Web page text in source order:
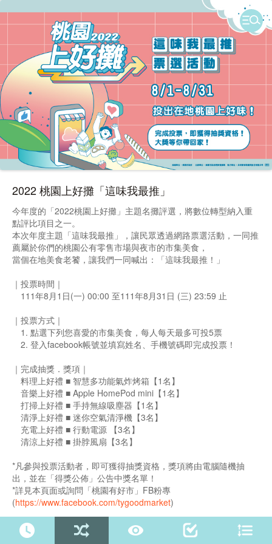
2022 桃園上好攤「這味我最推」
今年度的「2022桃園上好攤」主題名攤評選，將數位轉型納入重
點評比項目之一。
本次年度主題「這味我最推」，讓民眾透過網路票選活動，一同推
薦屬於你們的桃園公有零售市場與夜市的市集美食，
當個在地美食老饕，讓我們一同喊出：「這味我最推！」
｜投票時間｜
111年8月1日(一) 00:00 至111年8月31日 (三) 23:59 止
｜投票方式｜
1. 點選下列您喜愛的市集美食，每人每天最多可投5票
2. 登入facebook帳號並填寫姓名、手機號碼即完成投票！
｜完成抽獎．獎項｜
料理上好禮 ■ 智慧多功能氣炸烤箱【1名】
音樂上好禮 ■ Apple HomePod mini【1名】
打掃上好禮 ■ 手持無線吸塵器【1名】
清淨上好禮 ■ 迷你空氣清淨機【3名】
充電上好禮 ■ 行動電源 【3名】
清涼上好禮 ■ 掛脖風扇【3名】
*凡參與投票活動者，即可獲得抽獎資格，獎項將由電腦隨機抽
出，並在「得獎公佈」公告中獎名單！
*詳見本頁面或詢問「桃園有好市」FB粉專
(https://www.facebook.com/tygoodmarket)